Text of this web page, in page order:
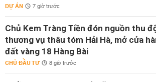
DỰ ÁN 7 giờ trước
Chủ Kem Tràng Tiền đón nguồn thu
thương vụ thâu tóm Hải Hà, mở cửa
đất vàng 18 Hàng Bài
CHỦ ĐẦU TƯ 8 giờ trước